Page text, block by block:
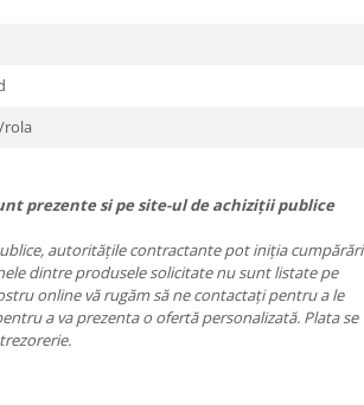
rola
prezente si pe site-ul de achiziții publice
autoritățile contractante pot iniția cumpărări
dintre produsele solicitate nu sunt listate pe
online vă rugăm să ne contactați pentru a le
a va prezenta o ofertă personalizată. Plata se